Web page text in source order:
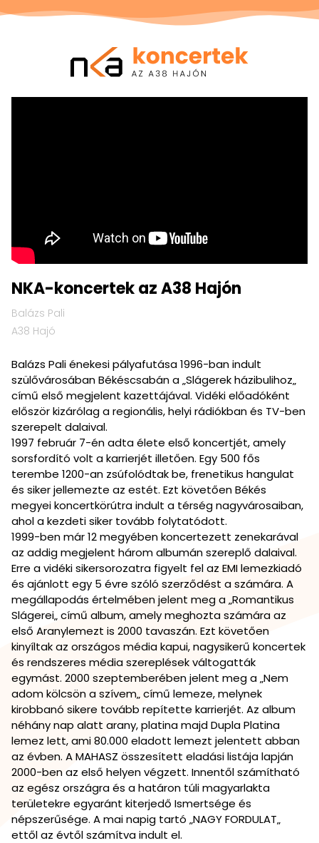
koncertek
Jump to content
Jump to footer
NKA-koncertek az A38 Hajón
Balázs Pali
A38 Hajó
Balázs Pali énekesi pályafutása 1996-ban indult
szülővárosában Békéscsabán a „Slágerek házibulihoz„
című első megjelent kazettájával. Vidéki előadóként
először kizárólag a regionális, helyi rádiókban és TV-ben
szerepelt dalaival.
1997 február 7-én adta élete első koncertjét, amely
sorsfordító volt a karrierjét illetően. Egy 500 fős
terembe 1200-an zsúfolódtak be, frenetikus hangulat
és siker jellemezte az estét. Ezt követően Békés
megyei koncertkörútra indult a térség nagyvárosaiban,
ahol a kezdeti siker tovább folytatódott.
1999-ben már 12 megyében koncertezett zenekarával
az addig megjelent három albumán szereplő dalaival.
Erre a vidéki sikersorozatra figyelt fel az EMI lemezkiadó
és ajánlott egy 5 évre szóló szerződést a számára. A
megállapodás értelmében jelent meg a „Romantikus
Slágerei„ című album, amely meghozta számára az
első Aranylemezt is 2000 tavaszán. Ezt követően
kinyíltak az országos média kapui, nagysikerű koncertek
és rendszeres média szereplések váltogatták
egymást. 2000 szeptemberében jelent meg a „Nem
adom kölcsön a szívem„ című lemeze, melynek
kirobbanó sikere tovább repítette karrierjét. Az album
néhány nap alatt arany, platina majd Dupla Platina
lemez lett, ami 80.000 eladott lemezt jelentett abban
az évben. A MAHASZ összesített eladási listája lapján
2000-ben az első helyen végzett. Innentől számítható
az egész országra és a határon túli magyarlakta
területekre egyaránt kiterjedő Ismertsége és
népszerűsége. A mai napig tartó „NAGY FORDULAT„
ettől az évtől számítva indult el.